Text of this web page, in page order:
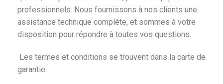
professionnels. Nous fournissons à nos clients une
assistance technique complète, et sommes à votre
disposition pour répondre à toutes vos questions.
Les termes et conditions se trouvent dans la carte de
garantie.